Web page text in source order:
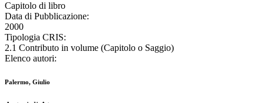
Capitolo di libro
Data di Pubblicazione:
2000
Tipologia CRIS:
2.1 Contributo in volume (Capitolo o Saggio)
Elenco autori:
Palermo, Giulio